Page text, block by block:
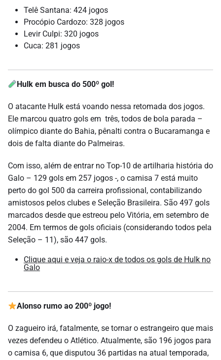
Telê Santana: 424 jogos
Procópio Cardozo: 328 jogos
Levir Culpi: 320 jogos
Cuca: 281 jogos
Hulk em busca do 500º gol!
O atacante Hulk está voando nessa retomada dos jogos.
Ele marcou quatro gols em três, todos de bola parada –
olímpico diante do Bahia, pênalti contra o Bucaramanga e
dois de falta diante do Palmeiras.
Com isso, além de entrar no Top-10 de artilharia história do
Galo – 129 gols em 257 jogos -, o camisa 7 está muito
perto do gol 500 da carreira profissional, contabilizando
amistosos pelos clubes e Seleção Brasileira. São 497 gols
marcados desde que estreou pelo Vitória, em setembro de
2004. Em termos de gols oficiais (considerando todos pela
Seleção – 11), são 447 gols.
Clique aqui e veja o raio-x de todos os gols de Hulk no
Galo
Alonso rumo ao 200º jogo!
O zagueiro irá, fatalmente, se tornar o estrangeiro que mais
vezes defendeu o Atlético. Atualmente, são 196 jogos para
o camisa 6, que disputou 36 partidas na atual temporada,